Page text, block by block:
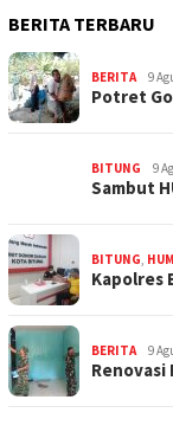
BERITA TERBARU
BERITA 9
Potret
BITUNG 9
Sambut
BITUNG,
Kapolres
BERITA 9
Renovasi